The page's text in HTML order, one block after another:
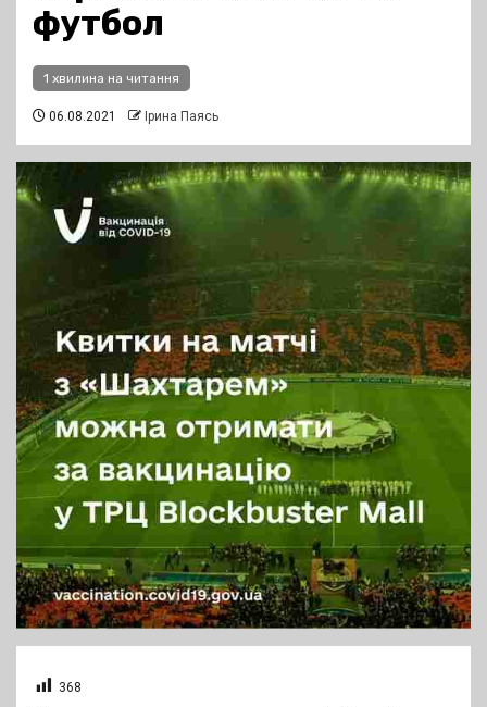
футбол
1 хвилина на читання
06.08.2021 Ірина Паясь
368